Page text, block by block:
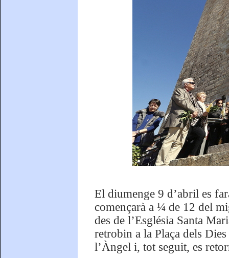
El diumenge 9 d’abril es
començarà a ¼ de 12 del
des de l’Església Santa
retrobin a la Plaça dels
l’Àngel i, tot seguit, es